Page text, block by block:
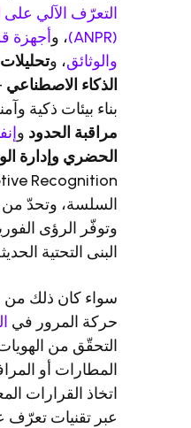
على لوحات المركبات
أجهزة قراءة الهويات
تحليلات الصور المعتمدة على
— دورًا محوريًا في
ذكية وآمنة وفعّالة. ومن
إنفاذ القانون إلىالتنقّل
الوصول، تُمكّن حلول
Adaptive Recognition الأتمتة
من الأخطاء البشرية،
الفورية التي تعتمد عليها
من خلال ضمان انسيابية
المدن الذكية، أو
الهويات خلال ثوانٍ في
المرافق الآمنة، أو دعم
المعتمدة على البيانات
تعرّف عالية الدقّة، فإن